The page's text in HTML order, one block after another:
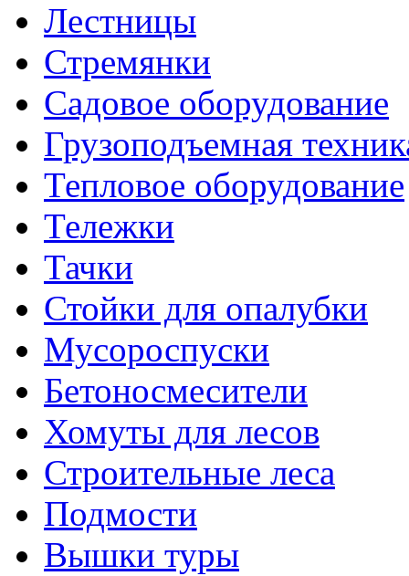
Лестницы
Стремянки
Садовое оборудование
Грузоподъемная
Тепловое оборудование
Тележки
Тачки
Стойки для опалубки
Мусороспуски
Бетоносмесители
Хомуты для лесов
Строительные леса
Подмости
Вышки туры